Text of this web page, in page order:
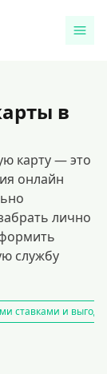
в
карту — это
онлайн
лично
службу
ставками и